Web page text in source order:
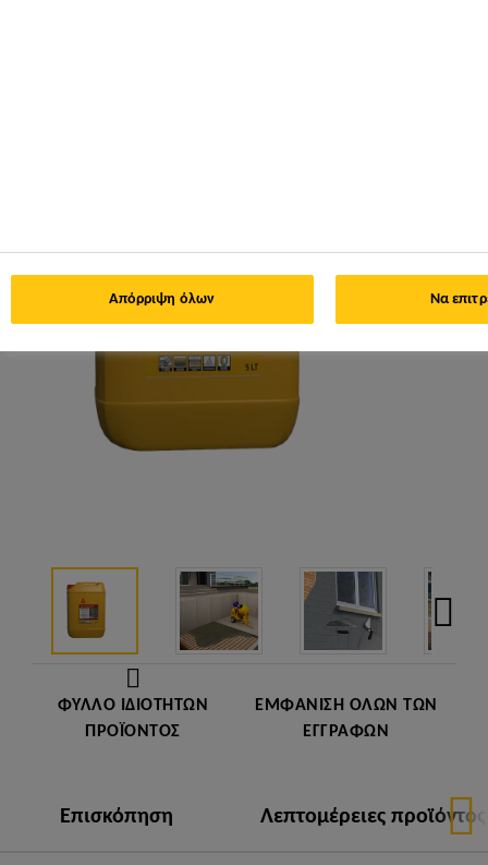
ΦΎΛΛΟ ΙΔΙΟΤΉΤΩΝ
ΠΡΟΪΌΝΤΟΣ
ΕΜΦΆΝΙΣΗ ΌΛΩΝ ΤΩΝ
ΕΓΓΡΆΦΩΝ
Επισκόπηση Λεπτομέρειες προϊόντος
Απόρριψη όλων Να